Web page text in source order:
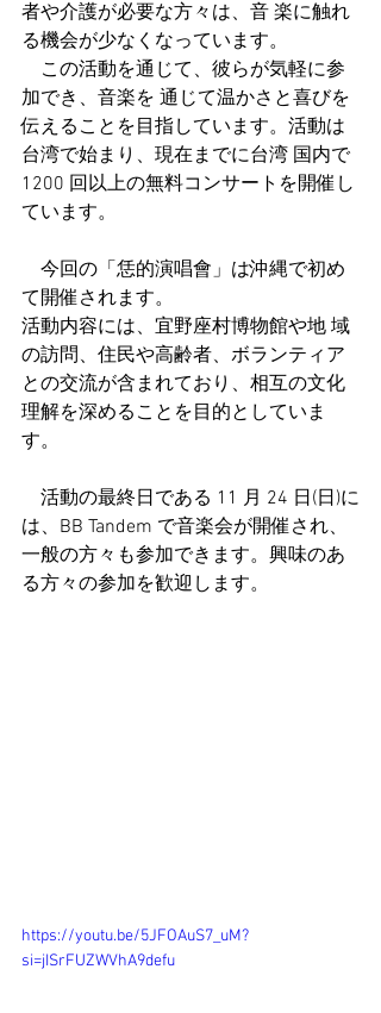
者や介護が必要な方々は、音 楽に触れ
る機会が少なくなっています。
この活動を通じて、彼らが気軽に参
加でき、音楽を 通じて温かさと喜びを
伝えることを目指しています。活動は
台湾で始まり、現在までに台湾 国内で
1200 回以上の無料コンサートを開催し
ています。
今回の「恁的演唱會」は沖縄で初め
て開催されます。
活動内容には、宜野座村博物館や地 域
の訪問、住⺠や高齢者、ボランティア
との交流が含まれており、相互の文化
理解を深めることを目的としていま
す。
活動の最終日である 11 月 24 日(日)に
は、BB Tandem で音楽会が開催され、
一般の方々も参加できます。興味のあ
る方々の参加を歓迎します。
https://youtu.be/5JFOAuS7_uM?
si=jISrFUZWVhA9defu